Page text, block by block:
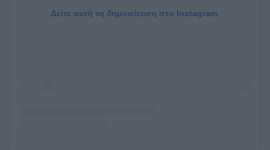
Δείτε αυτή τη δημοσίευση στο Instagram.